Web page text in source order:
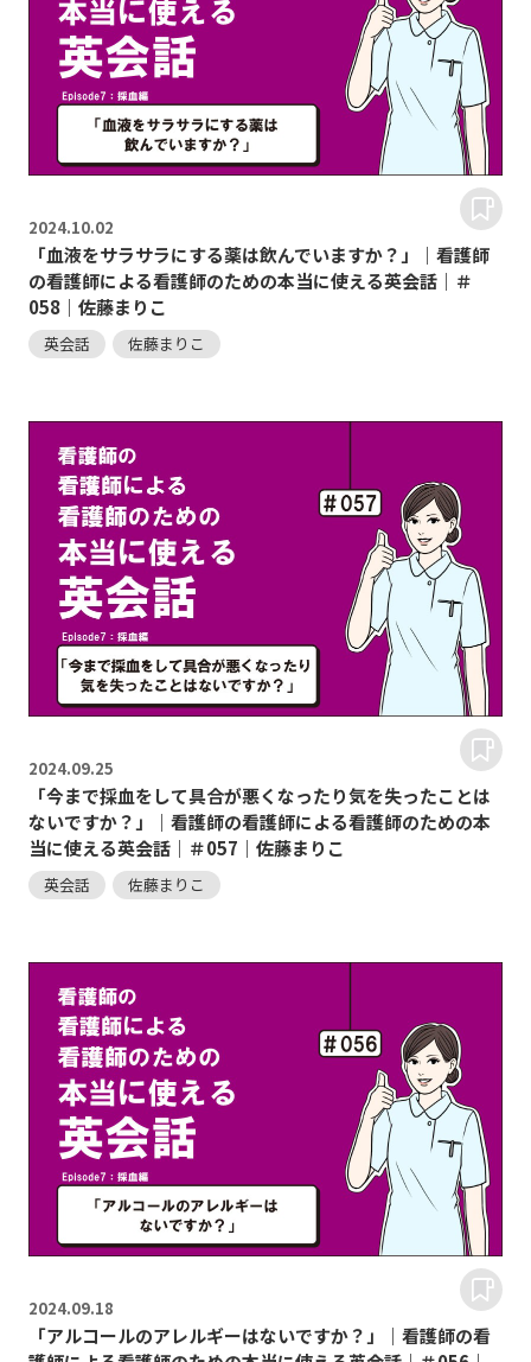
2024.10.02
「血液をサラサラにする薬は飲んでいますか？」｜看護師
の看護師による看護師のための本当に使える英会話｜＃
058｜佐藤まりこ
英会話 佐藤まりこ
2024.09.25
「今まで採血をして具合が悪くなったり気を失ったことは
ないですか？」｜看護師の看護師による看護師のための本
当に使える英会話｜＃057｜佐藤まりこ
英会話 佐藤まりこ
2024.09.18
「アルコールのアレルギーはないですか？」｜看護師の看